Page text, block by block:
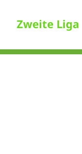
Zweite Liga